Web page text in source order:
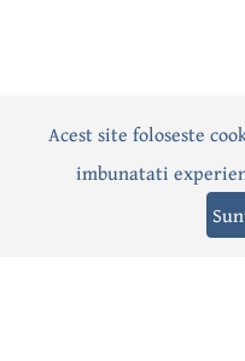
ActualitatePolitică
Editorial
Acest site foloseste
imbunatati